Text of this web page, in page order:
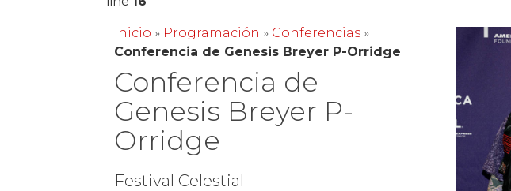
Inicio » Programación » Conferencias »
Conferencia de Genesis Breyer P-Orridge
Conferencia de
Genesis Breyer P-
Orridge
Festival Celestial